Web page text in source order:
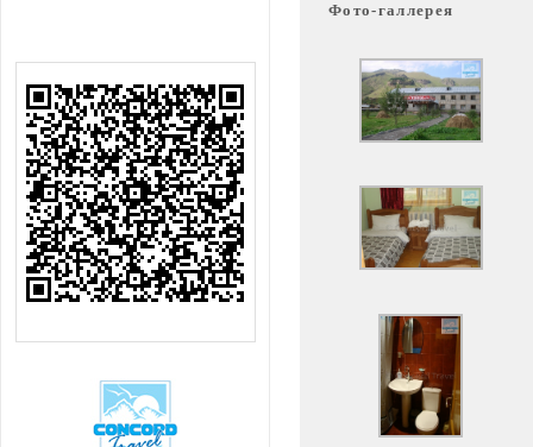
Фото-галлерея